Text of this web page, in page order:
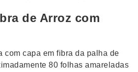
de Arroz com
com capa em fibra da palha de
80 folhas amareladas